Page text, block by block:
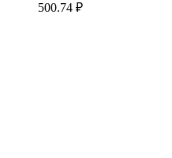
500.74 ₽